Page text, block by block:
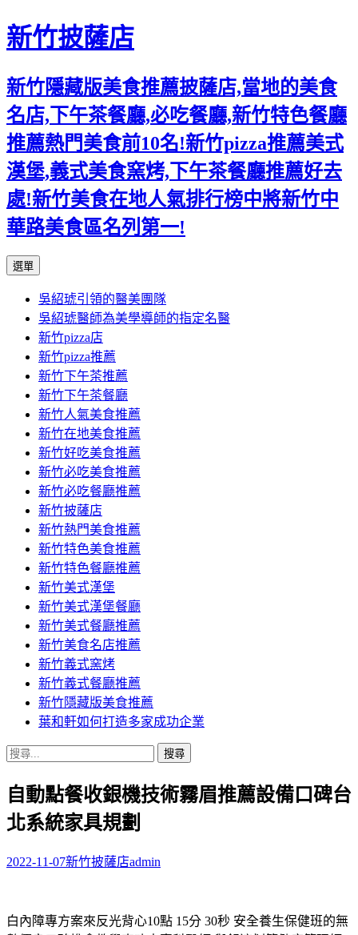
新竹披薩店
新竹隱藏版美食推薦披薩店,當地的美食
名店,下午茶餐廳,必吃餐廳,新竹特色餐廳
推薦熱門美食前10名!新竹pizza推薦美式
漢堡,義式美食窯烤,下午茶餐廳推薦好去
處!新竹美食在地人氣排行榜中將新竹中
華路美食區名列第一!
選單
主
要
內
容
吳紹琥引領的醫美團隊
吳紹琥醫師為美學導師的指定名醫
新竹pizza店
新竹pizza推薦
新竹下午茶推薦
新竹下午茶餐廳
新竹人氣美食推薦
新竹在地美食推薦
新竹好吃美食推薦
新竹必吃美食推薦
新竹必吃餐廳推薦
新竹披薩店
新竹熱門美食推薦
新竹特色美食推薦
新竹特色餐廳推薦
新竹美式漢堡
新竹美式漢堡餐廳
新竹美式餐廳推薦
新竹美食名店推薦
新竹義式窯烤
新竹義式餐廳推薦
新竹隱藏版美食推薦
葉和軒如何打造多家成功企業
搜
關
鍵
字:
自動點餐收銀機技術霧眉推薦設備口碑台
北系統家具規劃
2022-11-07新竹披薩店admin
白內障專方案來反光背心10點 15分 30秒 安全養生保健班的無